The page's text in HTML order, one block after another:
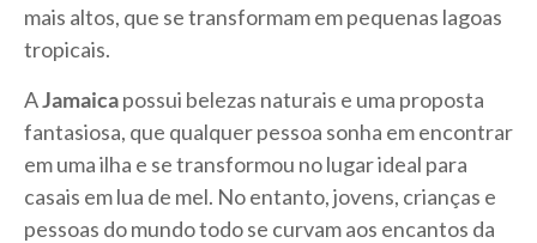
mais altos, que se transformam em pequenas lagoas
tropicais.
AJamaicapossui belezas naturais e uma proposta
fantasiosa, que qualquer pessoa sonha em encontrar
em uma ilha e se transformou no lugar ideal para
casais em lua de mel. No entanto, jovens, crianças e
pessoas do mundo todo se curvam aos encantos da